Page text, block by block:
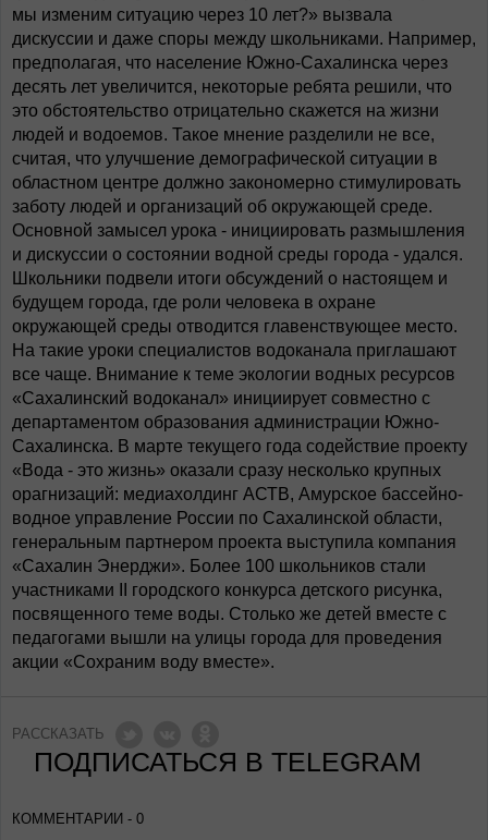
мы изменим ситуацию через 10 лет?» вызвала
дискуссии и даже споры между школьниками. Например,
предполагая, что население Южно-Сахалинска через
десять лет увеличится, некоторые ребята решили, что
это обстоятельство отрицательно скажется на жизни
людей и водоемов. Такое мнение разделили не все,
считая, что улучшение демографической ситуации в
областном центре должно закономерно стимулировать
заботу людей и организаций об окружающей среде.
Основной замысел урока - инициировать размышления
и дискуссии о состоянии водной среды города - удался.
Школьники подвели итоги обсуждений о настоящем и
будущем города, где роли человека в охране
окружающей среды отводится главенствующее место.
На такие уроки специалистов водоканала приглашают
все чаще. Внимание к теме экологии водных ресурсов
«Сахалинский водоканал» инициирует совместно с
департаментом образования администрации Южно-
Сахалинска. В марте текущего года содействие проекту
«Вода - это жизнь» оказали сразу несколько крупных
орагнизаций: медиахолдинг АСТВ, Амурское бассейно-
водное управление России по Сахалинской области,
генеральным партнером проекта выступила компания
«Сахалин Энерджи». Более 100 школьников стали
участниками II городского конкурса детского рисунка,
посвященного теме воды. Столько же детей вместе с
педагогами вышли на улицы города для проведения
акции «Сохраним воду вместе».
РАССКАЗАТЬ
ПОДПИСАТЬСЯ В TELEGRAM
КОММЕНТАРИИ - 0